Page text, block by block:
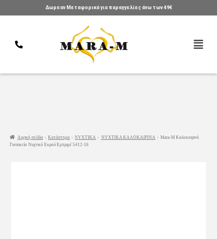
Δωρεαν Μεταφορικά για παραγγελίες άνω των 49€
Αρχική σελίδα Κατάστημα ΝΥΧΤΙΚΑ ΝΥΧΤΙΚΑ ΚΑΛΟΚΑΙΡΙΝΑ
Mara-M Καλοκαιρινό
Γυναικείο Νυχτικό Εκρού Εμπριμέ 5412-16